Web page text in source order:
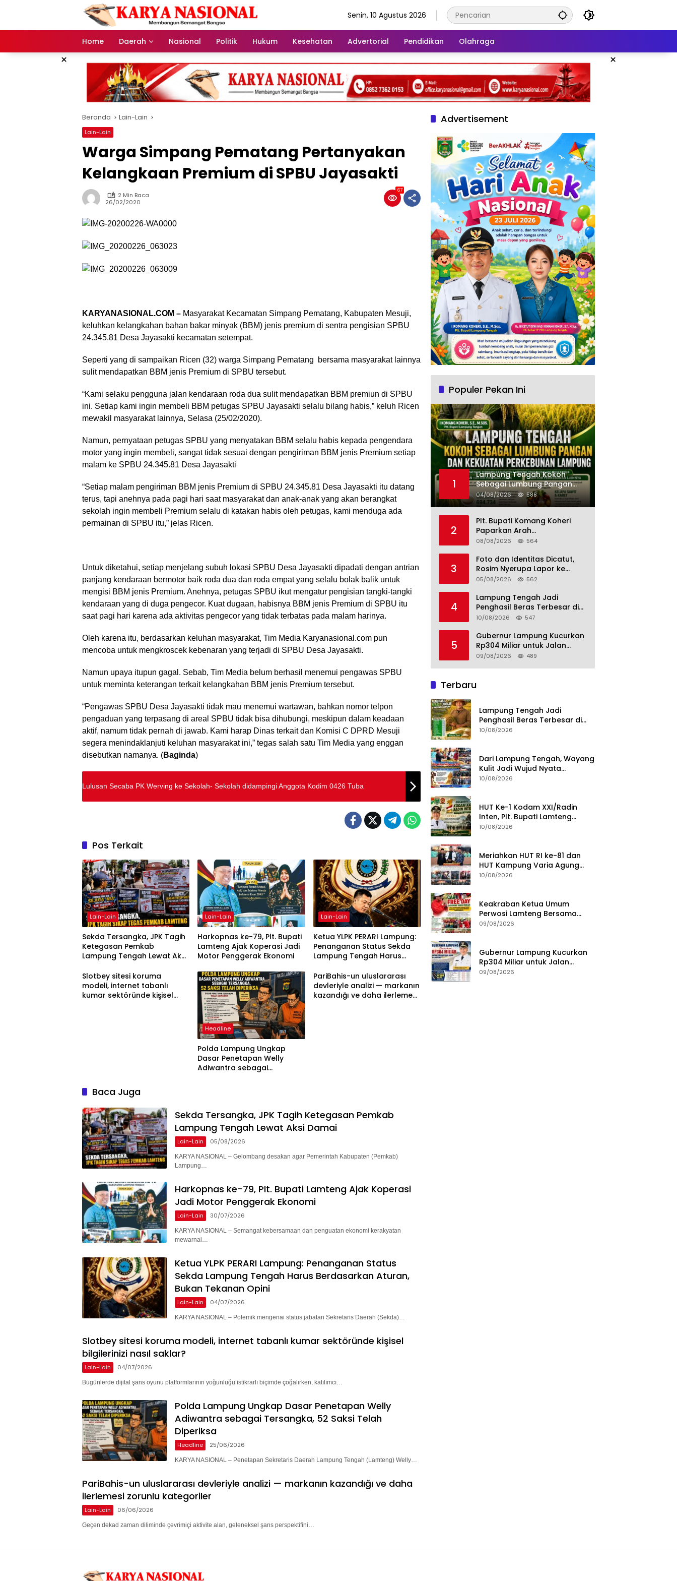
Senin, 10 Agustus 2026
Home Daerah Nasional Politik Hukum Kesehatan Advertorial Pendidikan Olahraga
× ×
Beranda Lain-Lain
Lain-Lain
Warga Simpang Pematang Pertanyakan
Kelangkaan Premium di SPBU Jayasakti
2 Min Baca
26/02/2020
67
KARYANASIONAL.COM – Masyarakat Kecamatan Simpang Pematang, Kabupaten Mesuji,
keluhkan kelangkahan bahan bakar minyak (BBM) jenis premium di sentra pengisian SPBU
24.345.81 Desa Jayasakti kecamatan setempat.
Seperti yang di sampaikan Ricen (32) warga Simpang Pematang bersama masyarakat lainnya
sulit mendapatkan BBM jenis Premium di SPBU tersebut.
“Kami selaku pengguna jalan kendaraan roda dua sulit mendapatkan BBM premiun di SPBU
ini. Setiap kami ingin membeli BBM petugas SPBU Jayasakti selalu bilang habis,” keluh Ricen
mewakil masyarakat lainnya, Selasa (25/02/2020).
Namun, pernyataan petugas SPBU yang menyatakan BBM selalu habis kepada pengendara
motor yang ingin membeli, sangat tidak sesuai dengan pengiriman BBM jenis Premium setiap
malam ke SPBU 24.345.81 Desa Jayasakti
“Setiap malam pengiriman BBM jenis Premium di SPBU 24.345.81 Desa Jayasakti itu datang
terus, tapi anehnya pada pagi hari saat masyarakat dan anak-anak yang akan berangkat
sekolah ingin membeli Premium selalu di katakan habis oleh petugas, kami menduga ada
permainan di SPBU itu,” jelas Ricen.
Untuk diketahui, setiap menjelang subuh lokasi SPBU Desa Jayasakti dipadati dengan antrian
panjang kendaraan bermotor baik roda dua dan roda empat yang selalu bolak balik untuk
mengisi BBM jenis Premium. Anehnya, petugas SPBU ikut mengatur pengisian tangki-tangki
kendaraan yang di duga pengecor. Kuat dugaan, habisnya BBM jenis Premium di SPBU itu
saat pagi hari karena ada aktivitas pengecor yang tidak terbatas pada malam harinya.
Oleh karena itu, berdasarkan keluhan masyarakat, Tim Media Karyanasional.com pun
mencoba untuk mengkroscek kebenaran yang terjadi di SPBU Desa Jayasakti.
Namun upaya itupun gagal. Sebab, Tim Media belum berhasil menemui pengawas SPBU
untuk meminta keterangan terkait kelangkahan BBM jenis Premium tersebut.
“Pengawas SPBU Desa Jayasakti tidak mau menemui wartawan, bahkan nomor telpon
pengaduan yang terpasang di areal SPBU tidak bisa dihubungi, meskipun dalam keadaan
aktif, namum tidak pernah di jawab. Kami harap Dinas terkait dan Komisi C DPRD Mesuji
segera menindaklanjuti keluhan masyarakat ini,” tegas salah satu Tim Media yang enggan
disebutkan namanya. (Baginda)
Lulusan Secaba PK Werving ke Sekolah- Sekolah didampingi Anggota Kodim 0426 Tuba
Pos Terkait
Lain-Lain
Sekda Tersangka, JPK Tagih
Ketegasan Pemkab
Lampung Tengah Lewat Aksi
Lain-Lain
Harkopnas ke-79, Plt. Bupati
Lamteng Ajak Koperasi Jadi
Motor Penggerak Ekonomi
Lain-Lain
Ketua YLPK PERARI Lampung:
Penanganan Status Sekda
Lampung Tengah Harus
Tekanan Opini
Slotbey sitesi koruma
modeli, internet tabanlı
kumar sektöründe kişisel
Headline
Polda Lampung Ungkap
Dasar Penetapan Welly
Adiwantra sebagai
PariBahis-un uluslararası
devleriyle analizi — markanın
kazandığı ve daha ilerlemesi
Baca Juga
Sekda Tersangka, JPK Tagih Ketegasan Pemkab
Lampung Tengah Lewat Aksi Damai
Lain-Lain 05/08/2026
KARYA NASIONAL – Gelombang desakan agar Pemerintah Kabupaten (Pemkab)
Lampung…
Harkopnas ke-79, Plt. Bupati Lamteng Ajak Koperasi
Jadi Motor Penggerak Ekonomi
Lain-Lain 30/07/2026
KARYA NASIONAL – Semangat kebersamaan dan penguatan ekonomi kerakyatan
mewarnai…
Ketua YLPK PERARI Lampung: Penanganan Status
Sekda Lampung Tengah Harus Berdasarkan Aturan,
Bukan Tekanan Opini
Lain-Lain 04/07/2026
KARYA NASIONAL – Polemik mengenai status jabatan Sekretaris Daerah (Sekda)…
Slotbey sitesi koruma modeli, internet tabanlı kumar sektöründe kişisel
bilgilerinizi nasıl saklar?
Lain-Lain 04/07/2026
Bugünlerde dijital şans oyunu platformlarının yoğunluğu istikrarlı biçimde çoğalırken, katılımcı…
Polda Lampung Ungkap Dasar Penetapan Welly
Adiwantra sebagai Tersangka, 52 Saksi Telah
Diperiksa
Headline 25/06/2026
KARYA NASIONAL – Penetapan Sekretaris Daerah Lampung Tengah (Lamteng) Welly…
PariBahis-un uluslararası devleriyle analizi — markanın kazandığı ve daha
ilerlemesi zorunlu kategoriler
Lain-Lain 06/06/2026
Geçen dekad zaman diliminde çevrimiçi aktivite alan, geleneksel şans perspektifini…
Advertisement
Populer Pekan Ini
1
Lampung Tengah Kokoh
Sebagai Lumbung Pangan
dan Kekuatan Perkebunan
Lampung, Komang Koheri:
Fondasi Menuju Indonesia
Emas 2045
04/08/2026 588
2
Plt. Bupati Komang Koheri
Paparkan Arah
Pembangunan Lampung
Ekonomi, Infrastruktur dan
Kesejahteraan
08/08/2026 564
3
Foto dan Identitas Dicatut,
Rosim Nyerupa Lapor ke
Polres Lampung Tengah
05/08/2026 562
4
Lampung Tengah Jadi
Penghasil Beras Terbesar di
Provinsi Lampung, Kontribusi
Pangan Nasional
10/08/2026 547
5
Gubernur Lampung Kucurkan
Rp304 Miliar untuk Jalan
Lampung Tengah, Plt. Bupati
09/08/2026 489
Terbaru
Lampung Tengah Jadi
Penghasil Beras Terbesar di
Provinsi Lampung, Kontribusi
10/08/2026
Dari Lampung Tengah, Wayang
Kulit Jadi Wujud Nyata
Pelestarian Budaya Nusantara
10/08/2026
HUT Ke-1 Kodam XXI/Radin
Inten, Plt. Bupati Lamteng
Sampaikan Apresiasi dan
10/08/2026
Meriahkan HUT RI ke-81 dan
HUT Kampung Varia Agung
Mataram ke-63, Plt. Bupati
10/08/2026
Keakraban Ketua Umum
Perwosi Lamteng Bersama
Anak-Anak di Car Free Day
09/08/2026
Gubernur Lampung Kucurkan
Rp304 Miliar untuk Jalan
Lampung Tengah, Plt. Bupati
09/08/2026